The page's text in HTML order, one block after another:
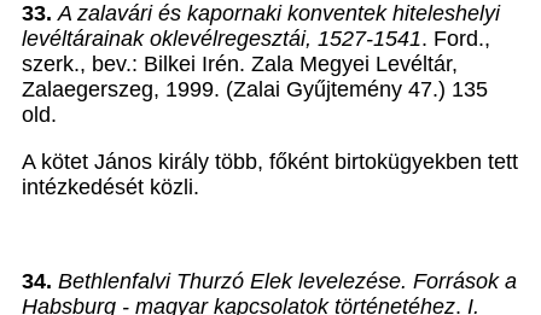
33.A zalavári és kapornaki konventek hiteleshelyi
levéltárainak oklevélregesztái, 1527-1541. Ford.,
szerk., bev.: Bilkei Irén. Zala Megyei Levéltár,
Zalaegerszeg, 1999. (Zalai Gyűjtemény 47.) 135
old.
A kötet János király több, főként birtokügyekben tett
intézkedését közli.
34. Bethlenfalvi Thurzó Elek levelezése. Források a
Habsburg - magyar kapcsolatok történetéhez. I.